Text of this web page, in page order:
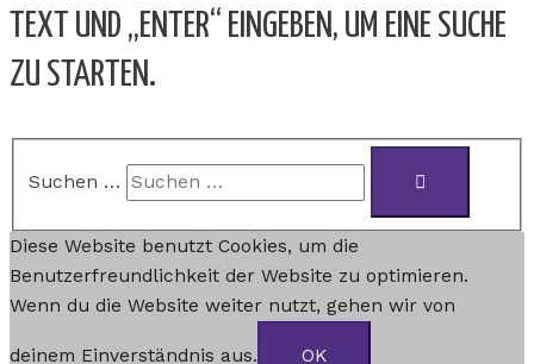
TEXT UND „ENTER“ EINGEBEN, UM EINE SUCHE
ZU STARTEN.
Suchen …
Diese Website benutzt Cookies, um die
Benutzerfreundlichkeit der Website zu optimieren.
Wenn du die Website weiter nutzt, gehen wir von
deinem Einverständnis aus. OK